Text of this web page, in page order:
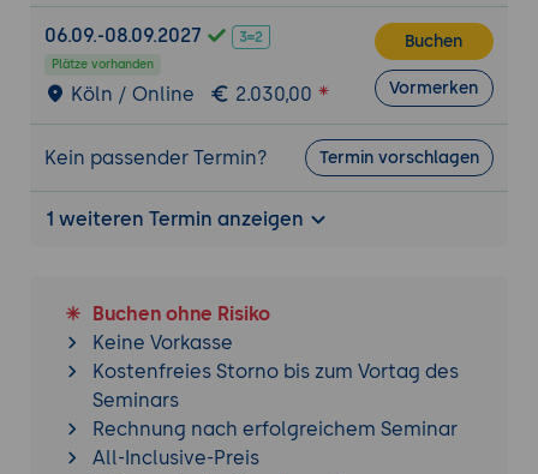
Verkaufsdaten.
Identifizierung saisonaler Muster und
Trendanalysen.
Anwendung von
Datenvisualisierungstechniken zur
Aufdeckung von Verkaufstrends.
Fallstudie 2: Analyse von sozialen Medien-
aus sozialen Medienplattformen.
Visualisierung von Sentiment-Daten und
Stimmungsanalysen.
Verwendung von Textmining-Techniken zur
Identifizierung von positiven und
negativen Meinungen.
06.09.-08.09.2027
Plätze vorhanden
Köln / Online 2.030,00
Buchen
Vormerken
Kein passender Termin? Termin vorschlagen
1 weiteren Termin anzeigen
Buchen ohne Risiko
Keine Vorkasse
Kostenfreies Storno bis zum Vortag des
Seminars
Rechnung nach erfolgreichem Seminar
All-Inclusive-Preis